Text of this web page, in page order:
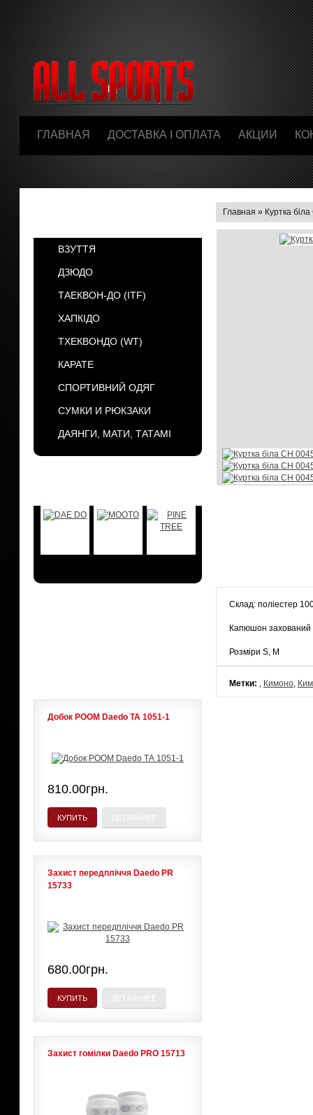
ГЛАВНАЯ ДОСТАВКА І ОПЛАТА АКЦИИ
ВЗУТТЯ
ДЗЮДО
ТАЕКВОН-ДО (ІТF)
ХАПКІДО
ТХЕКВОНДО (WT)
КАРАТЕ
СПОРТИВНИЙ ОДЯГ
СУМКИ И РЮКЗАКИ
ДАЯНГИ, МАТИ, ТАТАМІ
Добок POOM Daedo ТА 1051-1
810.00грн.
КУПИТЬ
Захист передпліччя Daedo PR
15733
680.00грн.
КУПИТЬ
Захист гомілки Daedo PRO 15713
Главная » Куртка
Склад: поліестер
Капюшон захований
Розміри S, M
Метки: , Кимоно,